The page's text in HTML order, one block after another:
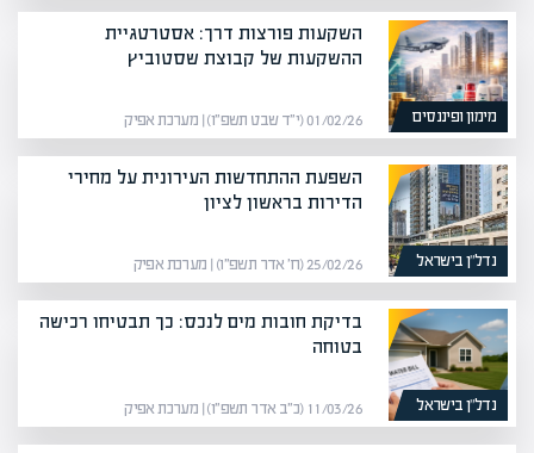
מימון ופיננסים
השקעות פורצות דרך: אסטרטגיית
ההשקעות של קבוצת שסטוביץ
01/02/26 (י״ד שבט תשפ״ו) | מערכת אפיק
נדל”ן בישראל
השפעת ההתחדשות העירונית על מחירי
הדירות בראשון לציון
25/02/26 (ח׳ אדר תשפ״ו) | מערכת אפיק
נדל”ן בישראל
בדיקת חובות מים לנכס: כך תבטיחו רכישה
בטוחה
11/03/26 (כ״ב אדר תשפ״ו) | מערכת אפיק